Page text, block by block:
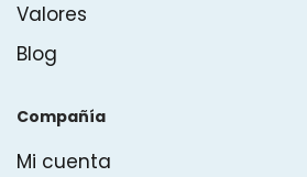
Valores
Blog
Compañía
Mi cuenta